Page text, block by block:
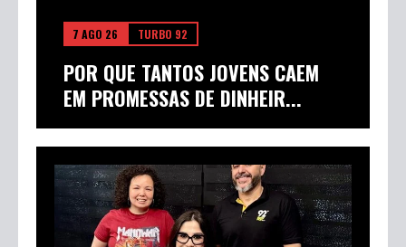
7 AGO 26 TURBO 92
POR QUE TANTOS JOVENS CAEM
EM PROMESSAS DE DINHEIR...